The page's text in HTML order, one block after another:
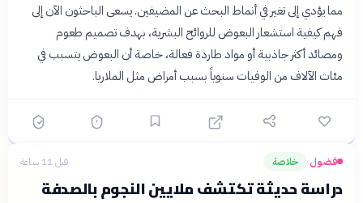
مما يؤدي إلى تغير في أنماط البحث عن المضيفين. يسعى الباحثون الآن إلى
فهم كيفية استشعار البعوض للروائح البشرية، بهدف تصميم طعوم
ومصائد أكثر جاذبية أو مواد طاردة فعالة، خاصة أن البعوض يتسبب في
مئات الآلاف من الوفيات سنوياً بسبب أمراض مثل الملاريا.
فضول› خلاصة قبل 11 ساعة
دراسة حديثة تكتشف ملايين النجوم بالصدفة